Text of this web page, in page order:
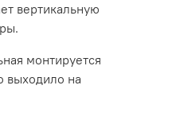
вертикальную
монтируется
выходило на